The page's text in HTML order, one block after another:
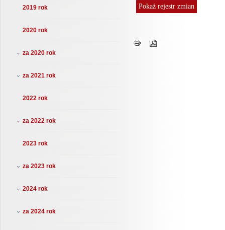
2019 rok
2020 rok
za 2020 rok
za 2021 rok
2022 rok
za 2022 rok
2023 rok
za 2023 rok
2024 rok
za 2024 rok
Pokażrejestr zmian